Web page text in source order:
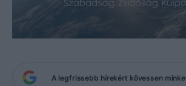
A legfrissebb hírekért kövessen